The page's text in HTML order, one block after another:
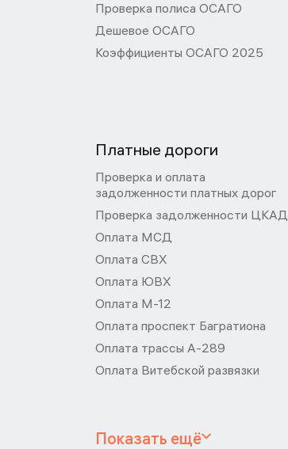
Проверка полиса ОСАГО
Дешевое ОСАГО
Коэффициенты ОСАГО 2025
Платные дороги
Проверка и оплата
задолженности платных дорог
Проверка задолженности ЦКАД
Оплата МСД
Оплата СВХ
Оплата ЮВХ
Оплата М-12
Оплата проспект Багратиона
Оплата трассы А-289
Оплата Витебской развязки
Показать ещё